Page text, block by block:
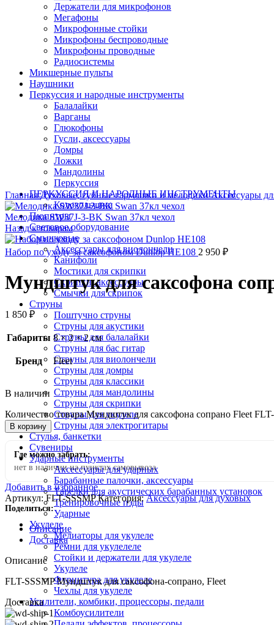
Держатели для микрофонов
Мегафоны
Микрофонные стойки
Микрофоны беспроводные
Микрофоны проводные
Радиосистемы
Микшерные пульты
Наушники
Перкуссия и народные инструменты
Балалайки
Варганы
Глюкофоны
Гусли, аксессуары
Домры
Ложки
Мандолины
Перкуссия
ПЕРКУССИЯ И НАРОДНЫЕ ИНСТРУМЕНТЫ
Колокольчики
Пюпитры
Световое оборудование
Смычковые
Аксессуары для виолончели
Канифоли
Мостики для скрипки
Скрипки, аксессуары
Смычки для скрипок
Струны
Поштучно струны
Струны для акустики
Струны для балалайки
Струны для бас гитар
Струны для виолончели
Струны для домры
Струны для классики
Струны для мандолины
Струны для скрипки
Струны для укулеле
Струны для электрогитары
Стулья, банкетки
Сувениры
Ударные инструменты
Аксессуары для ударных
Барабанные палочки, аксессуары
Тарелки для акустических барабанных установок
Тренировочные пэды
Ударные
Укулеле
Медиаторы для укулеле
Ремни для укулелеле
Стойки и держатели для укулеле
Укулеле
Фурнитура для укулеле
Чехлы для укулеле
Усилители, комбики, процессоры, педали
Комбоусилители
Click to enlarge
ГлавнаяДуховые, губные гармошки и мелодикиАксессуары
Мелодика SW37J-3-BK Swan 37кл чехол
Назад к товарам
Набор по уходу за саксофоном Dunlop HE108 2 950 ₽
Мундштук для саксофона
1 850 ₽
Габариты 8 × 2 × 2 см
Бренд Fleet
В наличии
Количество товара Мундштук для саксофона сопрано Fleet
В корзину
Где можно забрать:
нет в наличии на пунктах самовывоза
Добавить в избранное
Артикул: FLT-SSSMPКатегория: Аксессуары для духовых
Поделиться:
Описание
Доставка
Описание
FLT-SSSMP Мундштук для саксофона-сопрано, Fleet
Доставка